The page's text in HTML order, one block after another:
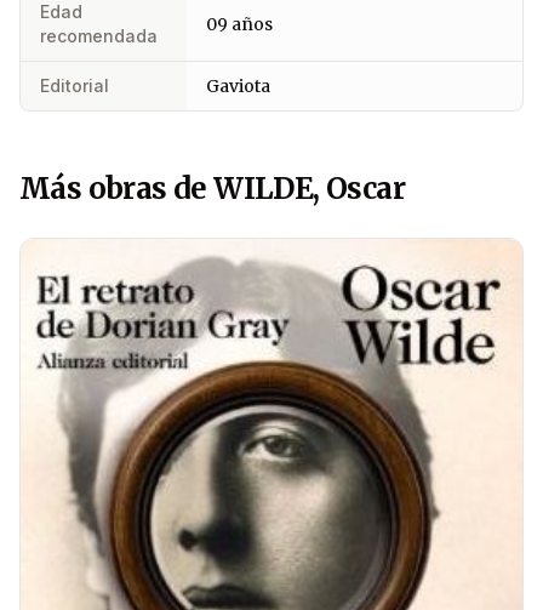
Edad
recomendada
09 años
Editorial Gaviota
Más obras de WILDE, Oscar